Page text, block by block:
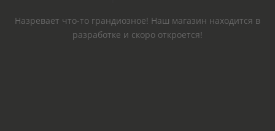
Назревает что-то грандиозное! Наш магазин находится в
разработке и скоро откроется!